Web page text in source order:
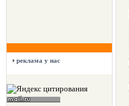
реклама у нас